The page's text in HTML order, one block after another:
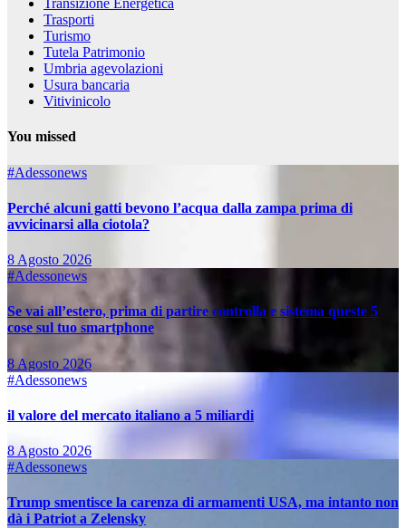
Transizione Energetica
Trasporti
Turismo
Tutela Patrimonio
Umbria agevolazioni
Usura bancaria
Vitivinicolo
You missed
#Adessonews
Perché alcuni gatti bevono l’acqua dalla zampa prima di
avvicinarsi alla ciotola?
8 Agosto 2026
#Adessonews
Se vai all’estero, prima di partire controlla e sistema queste 5
cose sul tuo smartphone
8 Agosto 2026
#Adessonews
il valore del mercato italiano a 5 miliardi
8 Agosto 2026
#Adessonews
Trump smentisce la carenza di armamenti USA, ma intanto non
dà i Patriot a Zelensky